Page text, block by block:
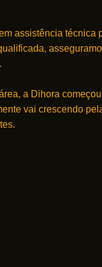
assistência técnica
a Dihora
vai crescendo